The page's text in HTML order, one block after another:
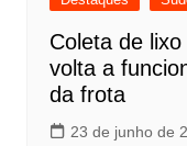
Coleta de
volta a
da frota
23 de junho de